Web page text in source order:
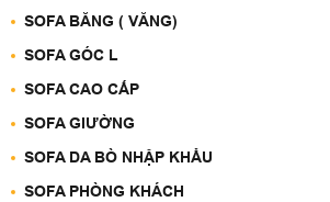
SOFA BĂNG ( VĂNG)
SOFA GÓC L
SOFA CAO CẤP
SOFA GIƯỜNG
SOFA DA BÒ NHẬP KHẨU
SOFA PHÒNG KHÁCH